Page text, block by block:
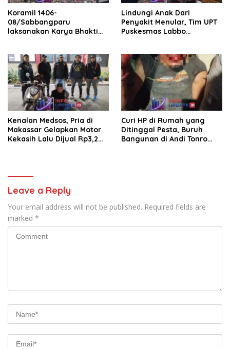
Koramil 1406-
08/Sabbangparu
laksanakan Karya Bhakti
Lindungi Anak Dari
Penyakit Menular, Tim UPT
Puskesmas Labbo
Kenalan Medsos, Pria di
Makassar Gelapkan Motor
Kekasih Lalu Dijual Rp3,2
Curi HP di Rumah yang
Ditinggal Pesta, Buruh
Bangunan di Andi Tonro
Leave a Reply
Your email address will not be published. Required fields are
marked *